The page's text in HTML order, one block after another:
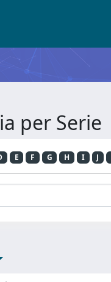
per Serie
E F G H I J